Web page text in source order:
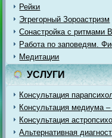
Рейки
Эгрегорный Зороастризм
Сонастройка с ритмами
Работа по заповедям.
Медитации
УСЛУГИ
Консультация
Консультация медиума –
Консультация
Альтернативная